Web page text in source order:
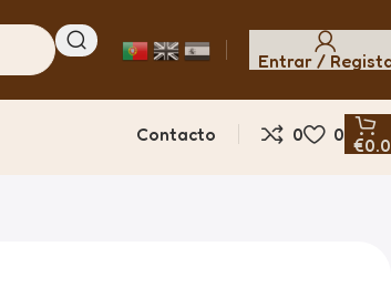
Entrar /
Contacto 0 0 €